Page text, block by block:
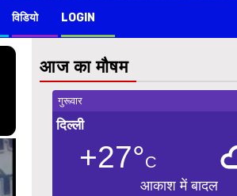
विडियो LOGIN
आज का मौषम
गुरूवार
दिल्ली
+27°C
आकाश में बादल